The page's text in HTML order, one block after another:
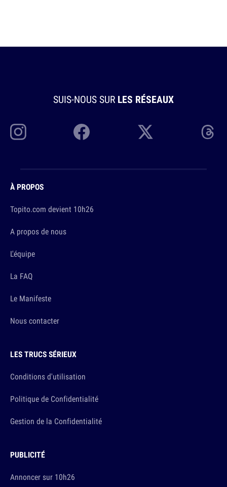
SUIS-NOUS SUR LES RÉSEAUX
À PROPOS
Topito.com devient 10h26
A propos de nous
L'équipe
La FAQ
Le Manifeste
Nous contacter
LES TRUCS SÉRIEUX
Conditions d'utilisation
Politique de Confidentialité
Gestion de la Confidentialité
PUBLICITÉ
Annoncer sur 10h26